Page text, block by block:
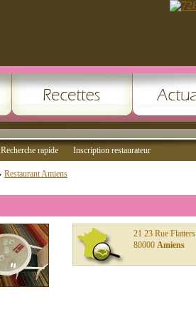
Recherche rapide Inscription restaurateur
Restaurant Amiens
21 23 Rue Flatters
80000 Amiens